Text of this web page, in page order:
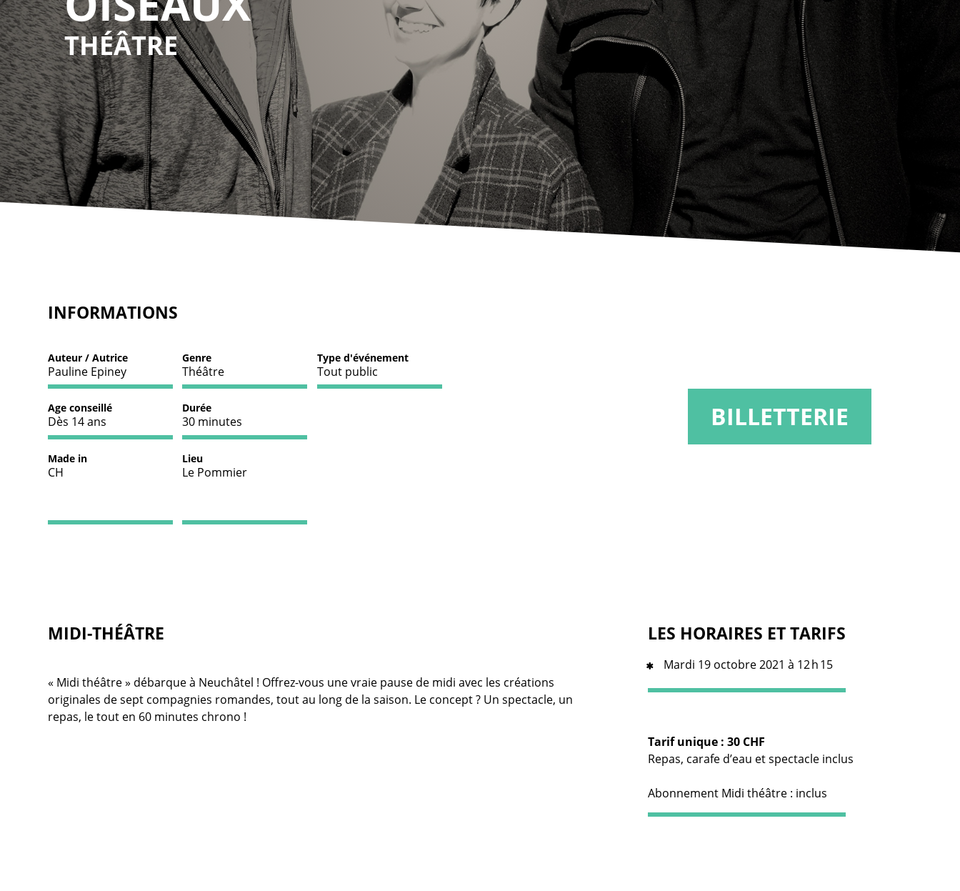
THÉÂTRE
INFORMATIONS
Auteur / Autrice
Pauline Epiney
Genre
Théâtre
Type d'événement
Tout public
Age conseillé
Dès 14 ans
Durée
30 minutes
Made in
CH
Lieu
Le Pommier
BILLETTERIE
MIDI-THÉÂTRE
« Midi théâtre » débarque à Neuchâtel ! Offrez-vous une vraie pause de midi avec les créations
originales de sept compagnies romandes, tout au long de la saison. Le concept ? Un spectacle, un
repas, le tout en 60 minutes chrono !
LES HORAIRES ET TARIFS
Mardi 19 octobre 2021 à 12 h 15
Tarif unique : 30 CHF
Repas, carafe d’eau et spectacle inclus
Abonnement Midi théâtre : inclus